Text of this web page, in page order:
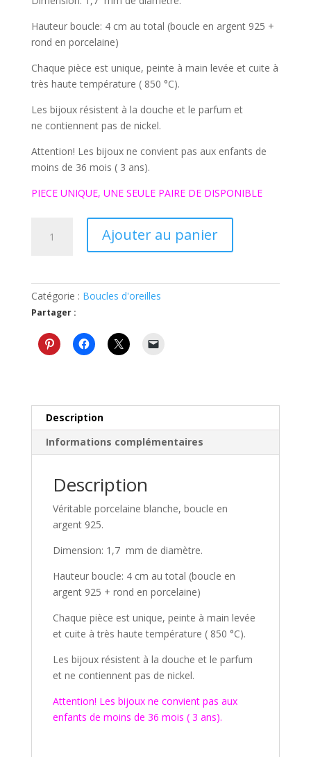
Hauteur boucle: 4 cm au total (boucle en argent 925 +
rond en porcelaine)
Chaque pièce est unique, peinte à main levée et cuite à
très haute température ( 850 °C).
Les bijoux résistent à la douche et le parfum et
ne contiennent pas de nickel.
Attention! Les bijoux ne convient pas aux enfants de
moins de 36 mois ( 3 ans).
PIECE UNIQUE, UNE SEULE PAIRE DE DISPONIBLE
blanches
N°18
Ajouter au panier
Catégorie : Boucles d'oreilles
Partager :
Description
Informations complémentaires
Description
Véritable porcelaine blanche, boucle en
argent 925.
Dimension: 1,7 mm de diamètre.
Hauteur boucle: 4 cm au total (boucle en
argent 925 + rond en porcelaine)
Chaque pièce est unique, peinte à main levée
et cuite à très haute température ( 850 °C).
Les bijoux résistent à la douche et le parfum
et ne contiennent pas de nickel.
Attention! Les bijoux ne convient pas aux
enfants de moins de 36 mois ( 3 ans).